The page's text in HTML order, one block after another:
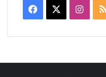
Facebook